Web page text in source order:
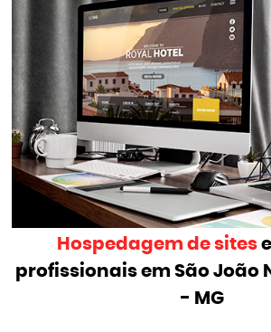
Hospedagem de sites
profissionais em São João
- MG